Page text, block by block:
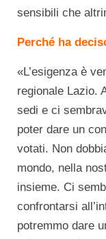
sensibili che
Perché ha
«L’esigenza è
regionale Lazio.
sedi e ci
poter dare un
votati. Non
mondo, nella
insieme. Ci
confrontarsi
potremmo dare